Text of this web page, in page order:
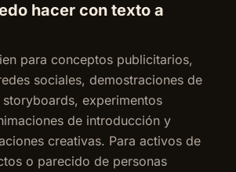
hacer con texto a
para conceptos publicitarios,
sociales, demostraciones de
experimentos
de introducción y
creativas. Para activos de
o parecido de personas